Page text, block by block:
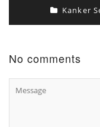
Kanker
No comments